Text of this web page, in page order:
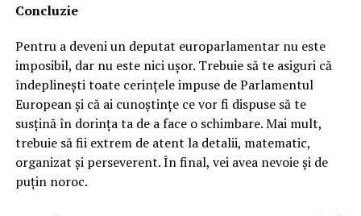
Concluzie
Pentru a deveni un deputat europarlamentar nu este
imposibil, dar nu este nici ușor. Trebuie să te asiguri că
îndeplinești toate cerințele impuse de Parlamentul
European și că ai cunoștințe ce vor fi dispuse să te
susțină în dorința ta de a face o schimbare. Mai mult,
trebuie să fii extrem de atent la detalii, matematic,
organizat și perseverent. În final, vei avea nevoie și de
puțin noroc.